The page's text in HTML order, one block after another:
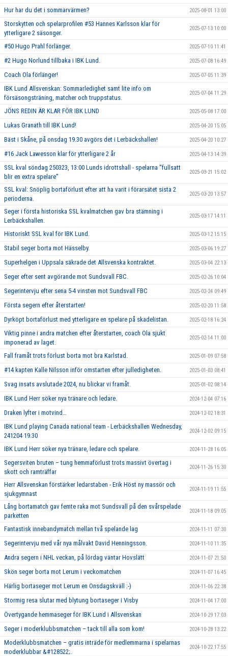
Hur har du det i sommarvärmen? 2025-08-01 13:00
Storskytten och spelarprofilen #53 Hannes Karlsson klar för
ytterligare 2 säsonger.
2025-07-13 10:00
#50 Hugo Prahl förlänger. 2025-07-10 11:41
#2 Hugo Norlund tillbaka i IBK Lund. 2025-07-08 16:49
Coach Ola förlänger! 2025-07-05 11:39
IBK Lund Allsvenskan: Sommarledighet samt lite info om
försäsongsträning, matcher och truppstatus.
2025-07-04 11:29
JÖNS REDIN ÄR KLAR FÖR IBK LUND 2025-05-08 17:00
Lukas Granath till IBK Lund! 2025-04-20 15:05
Bäst i Skåne, på onsdag 19.30 avgörs det i Lerbäckshallen! 2025-04-20 10:27
#16 Jack Lawesson klar för ytterligare 2 år 2025-04-13 14:39
SSL kval söndag 250323, 13:00 Lunds idrottshall - spelarna ''fullsatt
blir en extra spelare''
2025-03-21 15:02
SSL kval: Snöplig bortaförlust efter att ha varit i förarsätet sista 2
perioderna.
2025-03-20 13:57
Seger i första historiska SSL kvalmatchen gav bra stämning i
Lerbäckshallen.
2025-03-17 14:11
Historiskt SSL kval för IBK Lund. 2025-03-12 15:15
Stabil seger borta mot Hässelby. 2025-03-06 19:27
Superhelgen i Uppsala säkrade det Allsvenska kontraktet. 2025-03-04 22:13
Seger efter sent avgörande mot Sundsvall FBC. 2025-02-26 10:04
Segerintervju efter sena 5-4 vinsten mot Sundsvall FBC 2025-02-24 09:49
Första segern efter återstarten! 2025-02-20 11:58
Dyrköpt bortaförlust med ytterligare en spelare på skadelistan. 2025-02-18 16:24
Viktig pinne i andra matchen efter återstarten, coach Ola sjukt
imponerad av laget.
2025-02-14 11:00
Fall framåt trots förlust borta mot bra Karlstad. 2025-01-09 07:58
#14 kapten Kalle Nilsson inför omstarten efter julledigheten. 2025-01-03 08:41
Svag insats avslutade 2024, nu blickar vi framåt. 2025-01-02 08:14
IBK Lund Herr söker nya tränare och ledare. 2024-12-04 07:16
Draken lyfter i motvind… 2024-12-02 18:31
IBK Lund playing Canada national team - Lerbäckshallen Wednesday,
241204 19.30
2024-12-02 09:15
IBK Lund Herr söker nya tränare, ledare och spelare. 2024-11-28 16:05
Segersviten bruten – tung hemmaförlust trots massivt övertag i
skott och ramträffar
2024-11-26 15:30
Herr Allsvenskan förstärker ledarstaben - Erik Höst ny massör och
sjukgymnast
2024-11-19 11:55
Lång bortamatch gav femte raka mot Sundsvall på den svårspelade
parketten
2024-11-18 09:05
Fantastisk innebandymatch mellan två spelande lag 2024-11-11 07:30
Segerintervju med vår nya målvakt David Henningsson. 2024-11-10 11:35
Andra segern i NHL veckan, på lördag väntar Hovslätt 2024-11-07 21:50
Skön seger borta mot Lerum i veckomatchen 2024-11-07 16:45
Härlig bortaseger mot Lerum en Onsdagskväll :-) 2024-11-06 22:38
Stormig resa slutar med blytung bortaseger i Visby 2024-11-04 17:00
Övertygande hemmaseger för IBK Lund i Allsvenskan 2024-10-29 17:03
Seger i moderklubbsmatchen – tack till alla som kom! 2024-10-28 13:22
Moderklubbsmatchen – gratis inträde för medlemmarna i spelarnas
moderklubbar &#128522;.
2024-10-22 17:55